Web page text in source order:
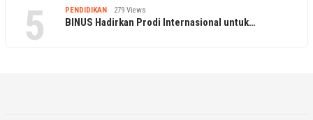
5 PENDIDIKAN 279 Views
BINUS Hadirkan Prodi Internasional untuk…